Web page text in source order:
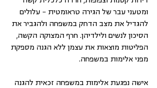
ומטעני עבר של הגירה טראומטית – עלולים
להגדיל את מצב הדחק במשפחה ולהגביר את
הסיכון לנשים ולילדיהן. חרף המצוקה הקשה,
הפליטות מוצאות את עצמן ללא הגנה מספקת
מפני אלימות במשפחה.
אישה נפגעת אלימות במשפחה זכאית להגנה